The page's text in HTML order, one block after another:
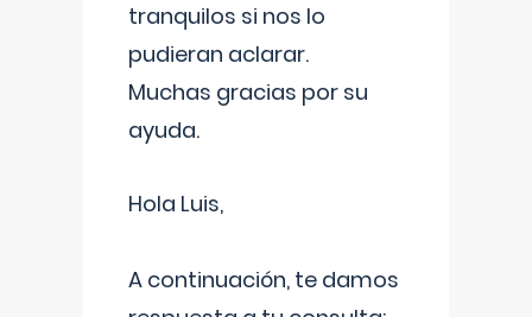
tranquilos si nos lo
pudieran aclarar.
Muchas gracias por su
ayuda.
Hola Luis,
A continuación, te damos